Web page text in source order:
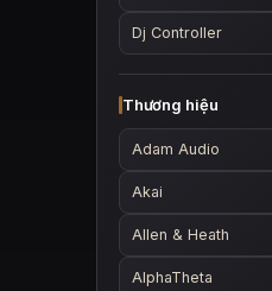
Dj Controller
Thương hiệu
Adam Audio
Akai
Allen & Heath
AlphaTheta